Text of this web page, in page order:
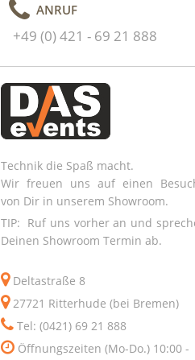
ANRUF
+49 (0) 421 - 69 21 888
Technik die Spaß macht.
Wir freuen uns auf einen
von Dir in unserem Showroom.
TIP: Ruf uns vorher an und
Deinen Showroom Termin ab.
Deltastraße 8
27721 Ritterhude (bei Bremen)
Tel: (0421) 69 21 888
Öffnungszeiten (Mo-Do.) 10:00 -